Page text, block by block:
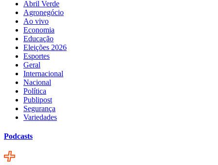
Abril Verde
Agronegócio
Ao vivo
Economia
Educação
Eleições 2026
Esportes
Geral
Internacional
Nacional
Política
Publipost
Segurança
Variedades
Podcasts